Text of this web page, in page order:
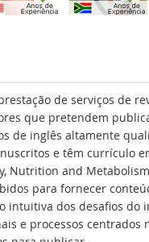
de serviços de
que pretendem
de inglês altamente
e têm currículo
Nutrition and
para fornecer
intuitiva dos desafios do
e processos